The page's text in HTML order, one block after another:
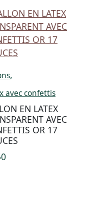
,
avec confettis
EN LATEX
AVEC
OR 17